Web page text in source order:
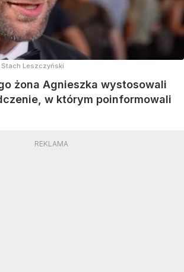
Stach Leszczyński
żona Agnieszka wystosowali
w którym poinformowali